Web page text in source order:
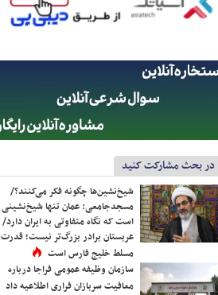
در بحث مشارکت کنید
شیخ‌نشین‌ها چگونه فکر می‌کنند؟/
مسجدجامعی: عمان تنها شیخ‌نشینی
است که نگاه متفاوتی به ایران دارد/
عربستان برادر بزرگ‌تر نیست؛ قدرت
مسلط خلیج فارس است
سازمان وظیفه عمومی فراجا درباره
معافیت سربازان فراری اطلاعیه داد